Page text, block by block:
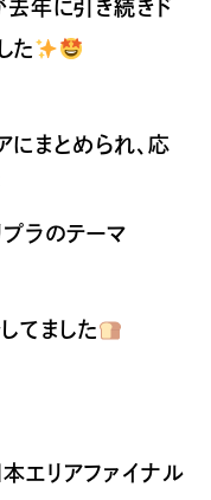
年に引き続きド
た
にまとめられ、応
ラのテーマ
てました
エリアファイナル